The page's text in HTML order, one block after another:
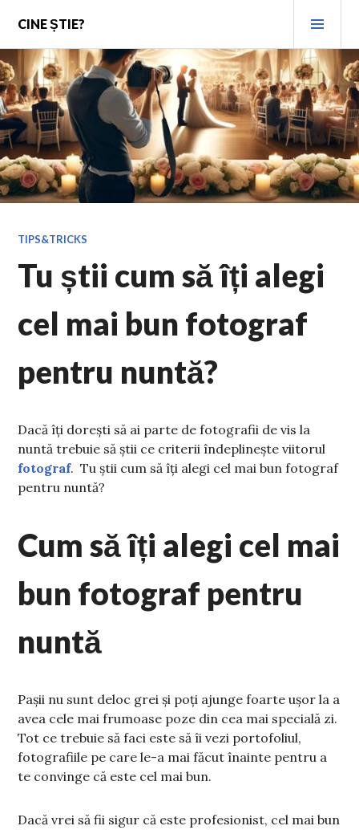
content
CINE ȘTIE?
TIPS&TRICKS
Tu știi cum să îți alegi
cel mai bun fotograf
pentru nuntă?
Dacă îți dorești să ai parte de fotografii de vis la
nuntă trebuie să știi ce criterii îndeplinește viitorul
fotograf. Tu știi cum să îți alegi cel mai bun fotograf
pentru nuntă?
Cum să îți alegi cel mai
bun fotograf pentru
nuntă
Pașii nu sunt deloc grei și poți ajunge foarte ușor la a
avea cele mai frumoase poze din cea mai specială zi.
Tot ce trebuie să faci este să îi vezi portofoliul,
fotografiile pe care le-a mai făcut înainte pentru a
te convinge că este cel mai bun.
Dacă vrei să fii sigur că este profesionist, cel mai bun